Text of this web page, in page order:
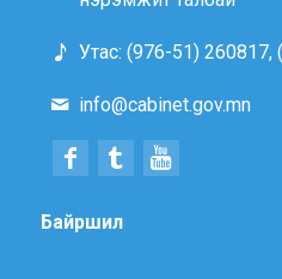
Утас: (976-51) 260817,
info@cabinet.gov.mn
Байршил